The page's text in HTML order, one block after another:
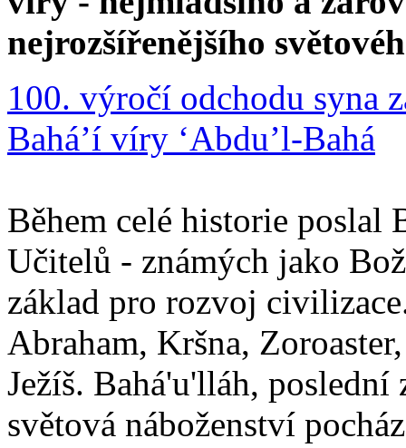
nejrozšířenějšího
100. výročí odchodu syna
Bahá’í víry ‘Abdu’l-Bahá
Během celé historie poslal
Učitelů - známých jako
základ pro rozvoj
Abraham, Kršna,
Ježíš. Bahá'u'lláh,
světová náboženství